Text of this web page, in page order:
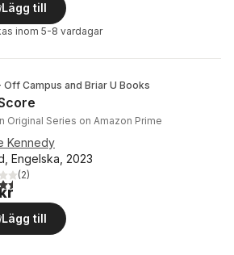
Lägg till
inom 5-8 vardagar
Off Campus and Briar U Books
Original Series on Amazon Prime
Kennedy
Engelska, 2023
5 stjärnor. Totalt antal röster:
(2)
Lägg till